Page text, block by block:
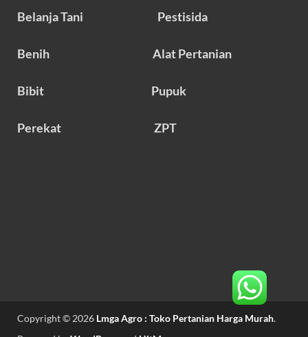
Belanja Tani Pestisida
Benih Alat Pertanian
Bibit Pupuk
Perekat ZPT
Copyright © 2026 Lmga Agro : Toko Pertanian Harga Murah.